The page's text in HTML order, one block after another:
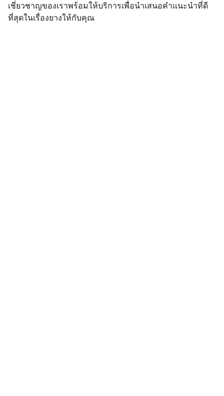
เชี่ยวชาญของเราพร้อมให้บริการเพื่อนำเสนอคำแนะนำที่ดี
ที่สุดในเรื่องยางให้กับคุณ